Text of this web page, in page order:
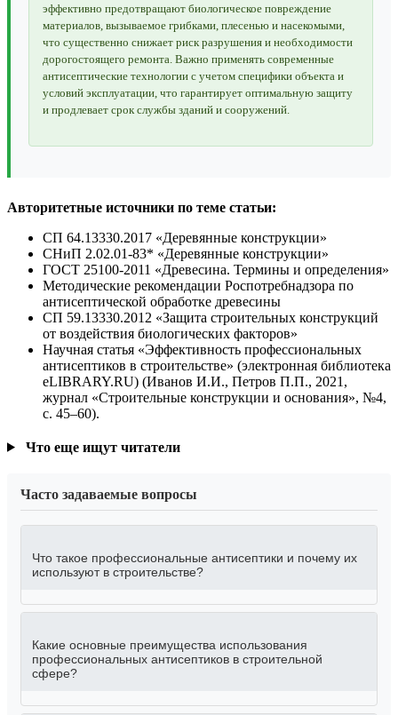
эффективно предотвращают биологическое повреждение
материалов, вызываемое грибками, плесенью и насекомыми,
что существенно снижает риск разрушения и необходимости
дорогостоящего ремонта. Важно применять современные
антисептические технологии с учетом специфики объекта и
условий эксплуатации, что гарантирует оптимальную защиту
и продлевает срок службы зданий и сооружений.
Авторитетные источники по теме статьи:
СП 64.13330.2017 «Деревянные конструкции»
СНиП 2.02.01-83* «Деревянные конструкции»
ГОСТ 25100-2011 «Древесина. Термины и определения»
Методические рекомендации Роспотребнадзора по
антисептической обработке древесины
СП 59.13330.2012 «Защита строительных конструкций
от воздействия биологических факторов»
Научная статья «Эффективность профессиональных
антисептиков в строительстве» (электронная библиотека
eLIBRARY.RU) (Иванов И.И., Петров П.П., 2021,
журнал «Строительные конструкции и основания», №4,
с. 45–60).
Что еще ищут читатели
Часто задаваемые вопросы
Что такое профессиональные антисептики и почему их
используют в строительстве?
Какие основные преимущества использования
профессиональных антисептиков в строительной
сфере?